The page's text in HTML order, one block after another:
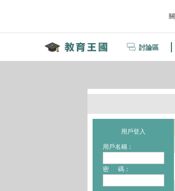
討論區
用戶登入
用戶名稱：
密 碼：